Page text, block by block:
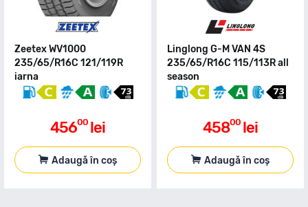
Zeetex WV1000
235/65/R16C 121/119R
iarna
45600 lei
Adaugă în coș
Linglong G-M VAN 4S
235/65/R16C 115/113R all
season
45800 lei
Adaugă în coș